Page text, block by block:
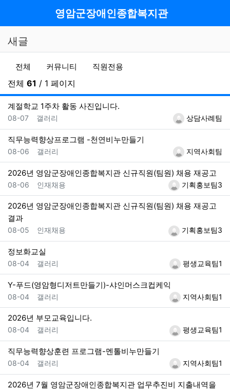
영암군장애인종합복지관
새글
전체게시물 그룹 목록
전체 커뮤니티 직원전용
전체 61 / 1 페이지
계절학교 1주차 활동 사진입니다.
등록자상담사례팀
등록일
08-07 갤러리
직무능력향상프로그램 -천연비누만들기
등록자지역사회팀
등록일
08-06 갤러리
2026년 영암군장애인종합복지관 신규직원(팀원) 채용 재공고
등록자기획홍보팀3
등록일
08-06 인재채용
2026년 영암군장애인종합복지관 신규직원(팀원) 채용 재공고
결과
등록자기획홍보팀3
등록일
08-05 인재채용
정보화교실
등록자평생교육팀1
등록일
08-04 갤러리
Y-푸드(영암형디저트만들기)-샤인머스크컵케익
등록자지역사회팀1
등록일
08-04 갤러리
2026년 부모교육입니다.
등록자평생교육팀1
등록일
08-04 갤러리
직무능력향상훈련 프로그램-멘톨비누만들기
등록자지역사회팀1
등록일
08-04 갤러리
2026년 7월 영암군장애인종합복지관 업무추진비 지출내역을